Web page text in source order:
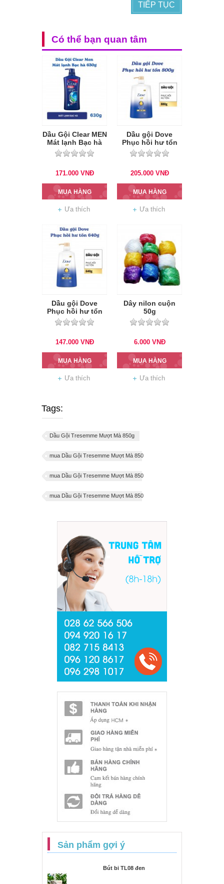
TIẾP TỤC
Có thể bạn quan tâm
Dầu Gội Clear MEN
Mát lạnh Bạc hà
630g
171.000 VNĐ
MUA HÀNG
Ưa thích
Dầu gội Dove
Phục hồi hư tổn
880g
205.000 VNĐ
MUA HÀNG
Ưa thích
Dầu gội Dove
Phục hồi hư tổn
640g
147.000 VNĐ
MUA HÀNG
Ưa thích
Dây nilon cuộn
50g
6.000 VNĐ
MUA HÀNG
Ưa thích
Tags:
Dầu Gội Tresemme Mượt Mà 850g
mua Dầu Gội Tresemme Mượt Mà 850
mua Dầu Gội Tresemme Mượt Mà 850
mua Dầu Gội Tresemme Mượt Mà 850
Sản phẩm gợi ý
Bút bi TL08 đen